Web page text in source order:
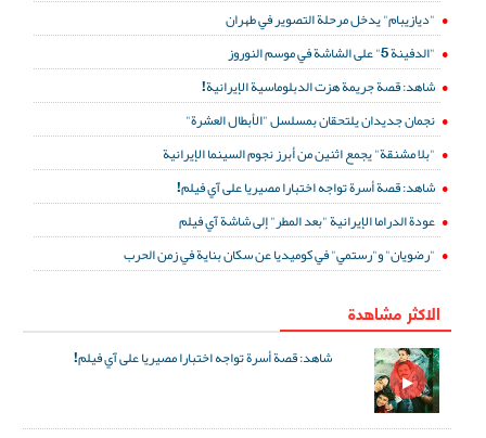
"ديازيبام" يدخل مرحلة التصوير في طهران
"الدفينة 5" على الشاشة في موسم النوروز
شاهد: قصة جريمة هزت الدبلوماسية الإيرانية!
نجمان جديدان يلتحقان بمسلسل "الأبطال العشرة"
"بلا مشنقة" يجمع اثنين من أبرز نجوم السينما الإيرانية
شاهد: قصة أسرة تواجه اختبارا مصيريا على آي فيلم!
عودة الدراما الإيرانية "بعد المطر" إلى شاشة آي فيلم
"رضويان" و"رستمي" في كوميديا عن سكان بناية في زمن الحرب
الاكثر مشاهدة
شاهد: قصة أسرة تواجه اختبارا مصيريا على آي فيلم!